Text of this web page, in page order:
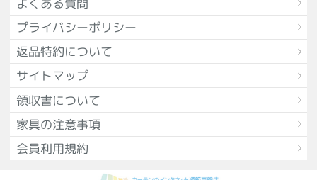
プライバシーポリシー
返品特約について
サイトマップ
領収書について
家具の注意事項
会員利用規約